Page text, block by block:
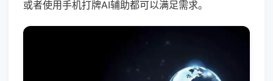
或者使用手机打牌AI辅助都可以满足需求。